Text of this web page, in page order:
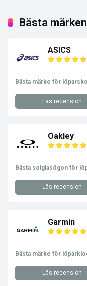
Bästa märken
ASICS
Bästa märke för
Läs recension
Oakley
Bästa solglasögon för
Läs recension
Garmin
Bästa märke för
Läs recension